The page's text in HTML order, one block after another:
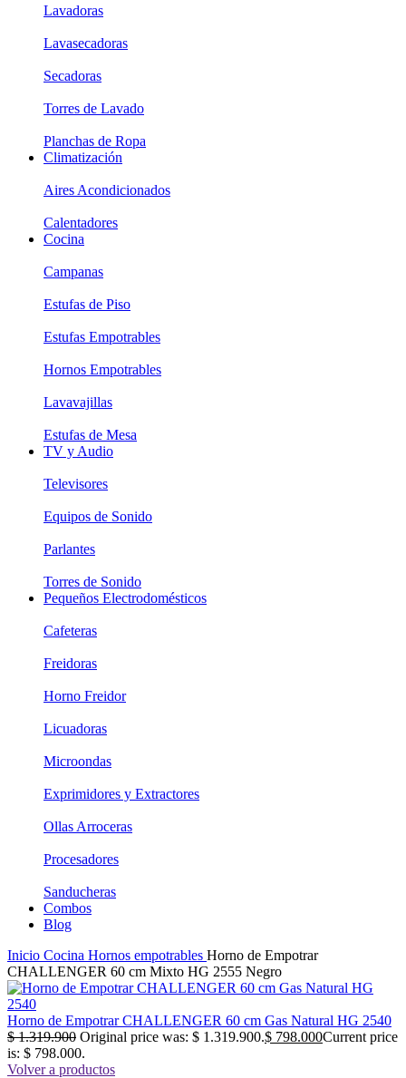
Lavadoras
Lavasecadoras
Secadoras
Torres de Lavado
Planchas de Ropa
Climatización
Aires Acondicionados
Calentadores
Cocina
Campanas
Estufas de Piso
Estufas Empotrables
Hornos Empotrables
Lavavajillas
Estufas de Mesa
TV y Audio
Televisores
Equipos de Sonido
Parlantes
Torres de Sonido
Pequeños Electrodomésticos
Cafeteras
Freidoras
Horno Freidor
Licuadoras
Microondas
Exprimidores y Extractores
Ollas Arroceras
Procesadores
Sanducheras
Combos
Blog
Inicio Cocina Hornos empotrables Horno de Empotrar
CHALLENGER 60 cm Mixto HG 2555 Negro
Horno de Empotrar CHALLENGER 60 cm Gas Natural HG 2540
$1.319.900 Original price was: $ 1.319.900.$ 798.000Current price
is: $ 798.000.
Volver a productos